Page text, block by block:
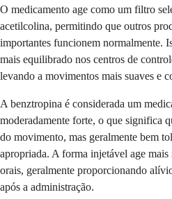
O medicamento age como um filtro
acetilcolina, permitindo que outros
importantes funcionem normalmente.
mais equilibrado nos centros de
levando a movimentos mais suaves e
A benztropina é considerada um
moderadamente forte, o que significa
do movimento, mas geralmente bem
apropriada. A forma injetável age
orais, geralmente proporcionando
após a administração.